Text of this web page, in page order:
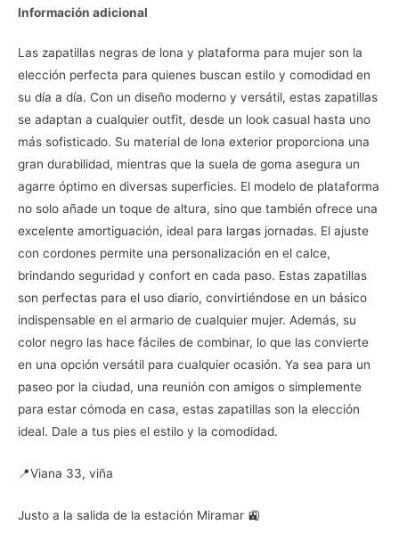
Información adicional
Las zapatillas negras de lona y plataforma para mujer son la
elección perfecta para quienes buscan estilo y comodidad en
su día a día. Con un diseño moderno y versátil, estas zapatillas
se adaptan a cualquier outfit, desde un look casual hasta uno
más sofisticado. Su material de lona exterior proporciona una
gran durabilidad, mientras que la suela de goma asegura un
agarre óptimo en diversas superficies. El modelo de plataforma
no solo añade un toque de altura, sino que también ofrece una
excelente amortiguación, ideal para largas jornadas. El ajuste
con cordones permite una personalización en el calce,
brindando seguridad y confort en cada paso. Estas zapatillas
son perfectas para el uso diario, convirtiéndose en un básico
indispensable en el armario de cualquier mujer. Además, su
color negro las hace fáciles de combinar, lo que las convierte
en una opción versátil para cualquier ocasión. Ya sea para un
paseo por la ciudad, una reunión con amigos o simplemente
para estar cómoda en casa, estas zapatillas son la elección
ideal. Dale a tus pies el estilo y la comodidad.
📍Viana 33, viña
Justo a la salida de la estación Miramar 🚉